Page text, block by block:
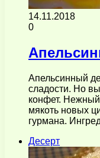
14.11.2018
0
Апельсинный
сладости. Но
конфет. Нежный
мякоть новых
гурмана.
Десерт